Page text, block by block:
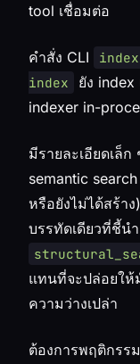
tool เชื่อมต่อ
คำสั่ง CLI index
index
ยัง index
indexer in-
มีรายละเอียดเล็
semantic
หรือยังไม่ได้สร้า
บรรทัดเดียวที่ชี้น
แทนที่จะปล่อยให้
ความว่างเปล่า
ต้องการพฤติกรร